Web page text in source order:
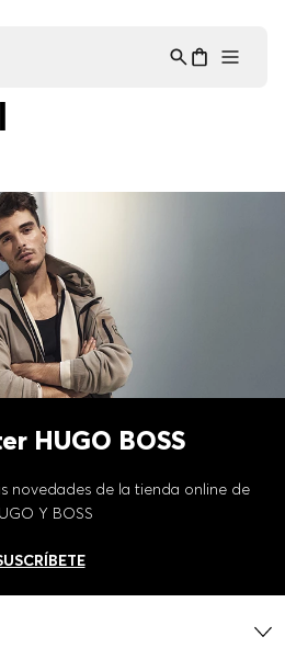
HUGO BOSS
novedades de la tienda online de
Y BOSS
⋮